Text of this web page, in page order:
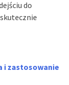
do
i zastosowanie